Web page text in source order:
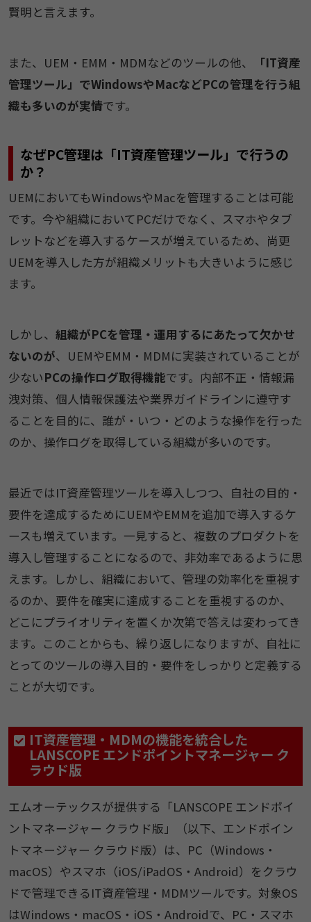
賢明と言えます。
また、UEM・EMM・MDMなどのツールの他、
「IT資産
管理ツール」でWindowsやMacなどPCの管理を行う組
織も多いのが実情です。
なぜPC管理は「IT資産管理ツール」で行うの
か？
UEMにおいてもWindowsやMacを管理することは可能
です。今や組織においてPCだけでなく、スマホやタブ
レットなどを導入するケースが増えているため、尚更
UEMを導入した方が組織メリットも大きいように感じ
ます。
しかし、 組織がPCを管理・運用するにあたって欠かせ
ないのが、UEMやEMM・MDMに実装されていることが
少ないPCの操作ログ取得機能です。内部不正・情報漏
洩対策、個人情報保護法や業界ガイドラインに遵守す
ることを目的に、誰が・いつ・どのような操作を行った
のか、操作ログを取得している組織が多いのです。
最近ではIT資産管理ツールを導入しつつ、自社の目的・
要件を達成するためにUEMやEMMを追加で導入するケ
ースも増えています。一見すると、複数のプロダクトを
導入し管理することになるので、非効率であるように思
えます。しかし、組織において、管理の効率化を重視す
るのか、要件を確実に達成することを重視するのか、
どこにプライオリティを置くか次第で答えは変わってき
ます。このことからも、繰り返しになりますが、自社に
とってのツールの導入目的・要件をしっかりと定義する
ことが大切です。
IT資産管理・MDMの機能を統合した
LANSCOPE エンドポイントマネージャー ク
ラウド版
エムオーテックスが提供する「LANSCOPE エンドポイ
ントマネージャー クラウド版」（以下、エンドポイン
トマネージャー クラウド版）は、PC（Windows・
macOS）やスマホ（iOS/iPadOS・Android）をクラウ
ドで管理できるIT資産管理・MDMツールです。対象OS
はWindows・macOS・iOS・Androidで、PC・スマホ